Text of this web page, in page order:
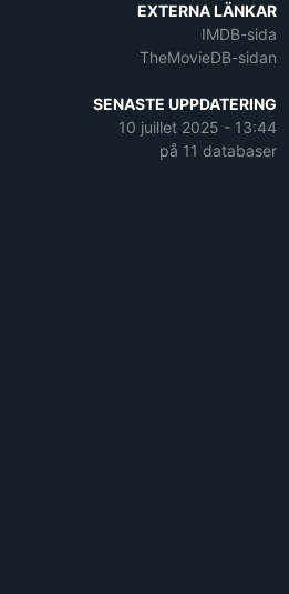
EXTERNA LÄNKAR
IMDB-sida
TheMovieDB-sidan
SENASTE UPPDATERING
10 juillet 2025 - 13:44
på 11 databaser